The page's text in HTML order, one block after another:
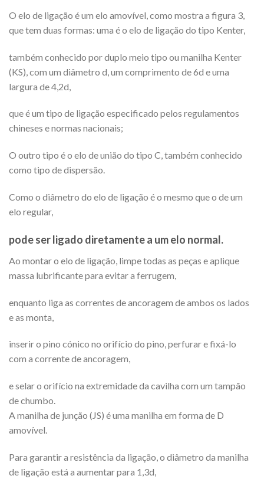
O elo de ligação é um elo amovível, como mostra a figura 3,
que tem duas formas: uma é o elo de ligação do tipo Kenter,
também conhecido por duplo meio tipo ou manilha Kenter
(KS), com um diâmetro d, um comprimento de 6d e uma
largura de 4,2d,
que é um tipo de ligação especificado pelos regulamentos
chineses e normas nacionais;
O outro tipo é o elo de união do tipo C, também conhecido
como tipo de dispersão.
Como o diâmetro do elo de ligação é o mesmo que o de um
elo regular,
pode ser ligado diretamente a um elo normal.
Ao montar o elo de ligação, limpe todas as peças e aplique
massa lubrificante para evitar a ferrugem,
enquanto liga as correntes de ancoragem de ambos os lados
e as monta,
inserir o pino cónico no orifício do pino, perfurar e fixá-lo
com a corrente de ancoragem,
e selar o orifício na extremidade da cavilha com um tampão
de chumbo.
A manilha de junção (JS) é uma manilha em forma de D
amovível.
Para garantir a resistência da ligação, o diâmetro da manilha
de ligação está a aumentar para 1,3d,